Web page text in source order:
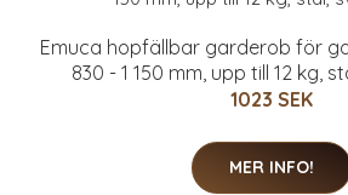
Emuca hopfällbar garderob för
830 - 1 150 mm, upp till 12 kg,
1023 SEK
MER INFO!